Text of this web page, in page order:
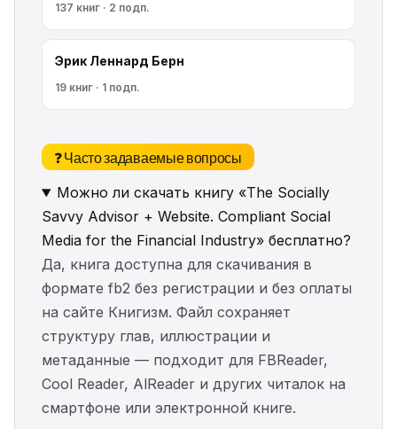
137 книг · 2 подп.
Эрик Леннард Берн
19 книг · 1 подп.
❓ Часто задаваемые вопросы
Можно ли скачать книгу «The Socially
Savvy Advisor + Website. Compliant Social
Media for the Financial Industry» бесплатно?
Да, книга доступна для скачивания в
формате fb2 без регистрации и без оплаты
на сайте Книгизм. Файл сохраняет
структуру глав, иллюстрации и
метаданные — подходит для FBReader,
Cool Reader, AlReader и других читалок на
смартфоне или электронной книге.